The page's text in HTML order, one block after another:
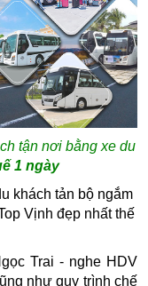
tận nơi bằng xe du
1 ngày
khách tản bộ ngắm
Vịnh đẹp nhất thế
Trai - nghe HDV
như quy trình chế